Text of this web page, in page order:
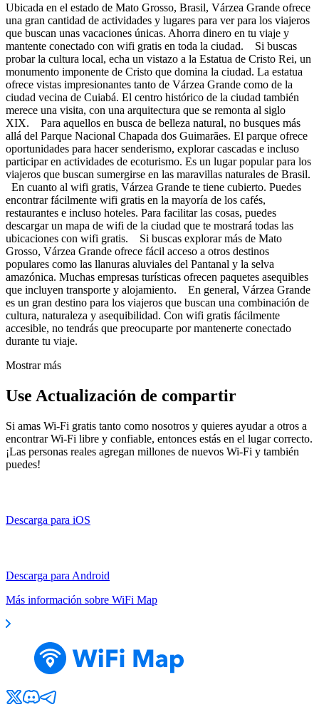
Ubicada en el estado de Mato Grosso, Brasil, Várzea Grande ofrece
una gran cantidad de actividades y lugares para ver para los viajeros
que buscan unas vacaciones únicas. Ahorra dinero en tu viaje y
mantente conectado con wifi gratis en toda la ciudad. Si buscas
probar la cultura local, echa un vistazo a la Estatua de Cristo Rei, un
monumento imponente de Cristo que domina la ciudad. La estatua
ofrece vistas impresionantes tanto de Várzea Grande como de la
ciudad vecina de Cuiabá. El centro histórico de la ciudad también
merece una visita, con una arquitectura que se remonta al siglo
XIX. Para aquellos en busca de belleza natural, no busques más
allá del Parque Nacional Chapada dos Guimarães. El parque ofrece
oportunidades para hacer senderismo, explorar cascadas e incluso
participar en actividades de ecoturismo. Es un lugar popular para los
viajeros que buscan sumergirse en las maravillas naturales de Brasil.
En cuanto al wifi gratis, Várzea Grande te tiene cubierto. Puedes
encontrar fácilmente wifi gratis en la mayoría de los cafés,
restaurantes e incluso hoteles. Para facilitar las cosas, puedes
descargar un mapa de wifi de la ciudad que te mostrará todas las
ubicaciones con wifi gratis. Si buscas explorar más de Mato
Grosso, Várzea Grande ofrece fácil acceso a otros destinos
populares como las llanuras aluviales del Pantanal y la selva
amazónica. Muchas empresas turísticas ofrecen paquetes asequibles
que incluyen transporte y alojamiento. En general, Várzea Grande
es un gran destino para los viajeros que buscan una combinación de
cultura, naturaleza y asequibilidad. Con wifi gratis fácilmente
accesible, no tendrás que preocuparte por mantenerte conectado
durante tu viaje.
Mostrar más
Use Actualización de compartir
Si amas Wi-Fi gratis tanto como nosotros y quieres ayudar a otros a
encontrar Wi-Fi libre y confiable, entonces estás en el lugar correcto.
¡Las personas reales agregan millones de nuevos Wi-Fi y también
puedes!
Descarga para iOS
Descarga para Android
Más información sobre WiFi Map